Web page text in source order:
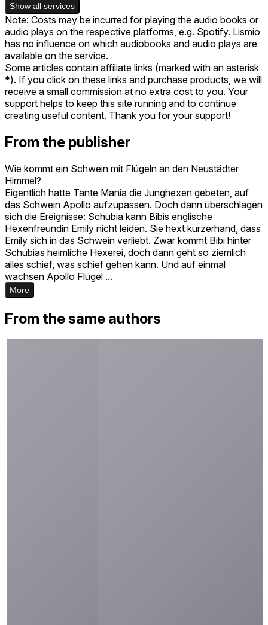
Show all services
Note: Costs may be incurred for playing the audio books or
audio plays on the respective platforms, e.g. Spotify. Lismio
has no influence on which audiobooks and audio plays are
available on the service.
Some articles contain affiliate links (marked with an asterisk
*). If you click on these links and purchase products, we will
receive a small commission at no extra cost to you. Your
support helps to keep this site running and to continue
creating useful content. Thank you for your support!
From the publisher
Wie kommt ein Schwein mit Flügeln an den Neustädter
Himmel?
Eigentlich hatte Tante Mania die Junghexen gebeten, auf
das Schwein Apollo aufzupassen. Doch dann überschlagen
sich die Ereignisse: Schubia kann Bibis englische
Hexenfreundin Emily nicht leiden. Sie hext kurzerhand, dass
Emily sich in das Schwein verliebt. Zwar kommt Bibi hinter
Schubias heimliche Hexerei, doch dann geht so ziemlich
alles schief, was schief gehen kann. Und auf einmal
wachsen Apollo Flügel ...
More
From the same authors